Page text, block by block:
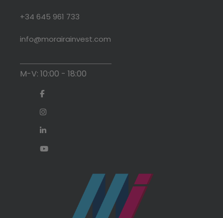
+34 645 961 733
info@morairainvest.com
M-V: 10:00 - 18:00